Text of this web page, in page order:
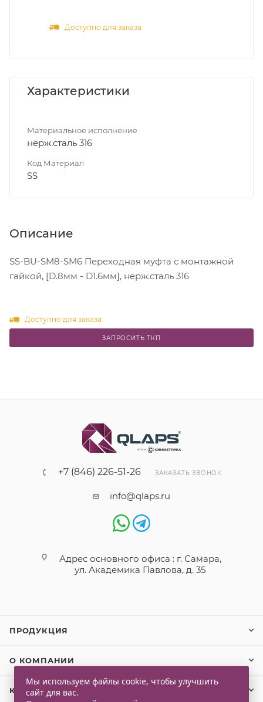
Доступно для заказа
Характеристики
Материальное исполнение
нерж.сталь 316
Код Материал
SS
Описание
SS-BU-SM8-SM6 Переходная муфта с монтажной
гайкой, [D.8мм - D1.6мм], нерж.сталь 316
Доступно для заказа
ЗАПРОСИТЬ ТКП
+7 (846) 226-51-26 ЗАКАЗАТЬ ЗВОНОК
info@qlaps.ru
Адрес основного офиса : г. Самара,
ул. Академика Павлова, д. 35
ПРОДУКЦИЯ
О КОМПАНИИ
КЛИЕНТАМ
Мы используем файлы cookie, чтобы улучшить
сайт для вас.